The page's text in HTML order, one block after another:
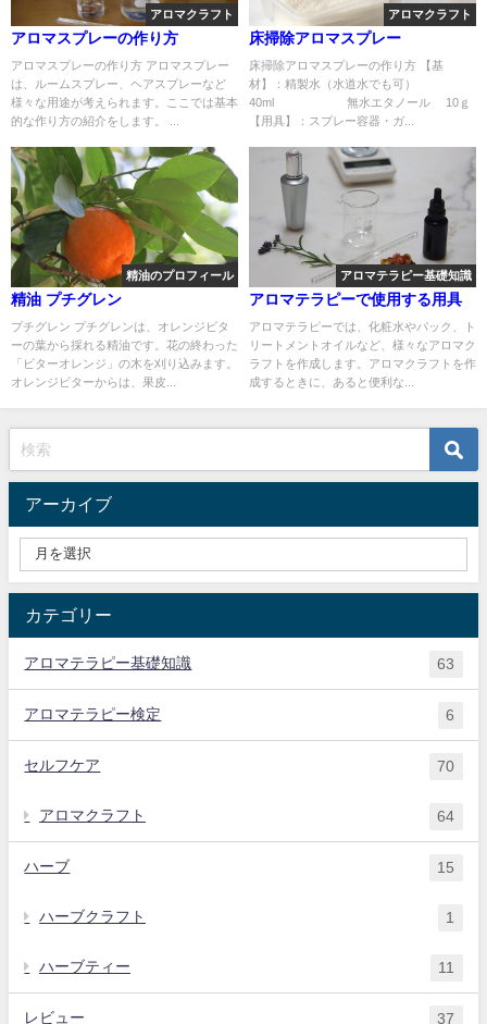
アロマクラフト
アロマスプレーの作り方
アロマスプレーの作り方 アロマスプレー
は、ルームスプレー、ヘアスプレーなど
様々な用途が考えられます。ここでは基本
的な作り方の紹介をします。 ...
アロマクラフト
床掃除アロマスプレー
床掃除アロマスプレーの作り方 【基
材】：精製水（水道水でも可）
40ml 無水エタノール 10ｇ
【用具】：スプレー容器・ガ...
精油のプロフィール
精油 プチグレン
プチグレン プチグレンは、オレンジビタ
ーの葉から採れる精油です。花の終わった
「ビターオレンジ」の木を刈り込みます。
オレンジビターからは、果皮...
アロマテラピー基礎知識
アロマテラピーで使用する用具
アロマテラピーでは、化粧水やパック、ト
リートメントオイルなど、様々なアロマク
ラフトを作成します。アロマクラフトを作
成するときに、あると便利な...
アーカイブ
カテゴリー
アロマテラピー基礎知識 63
アロマテラピー検定 6
セルフケア 70
アロマクラフト 64
ハーブ 15
ハーブクラフト 1
ハーブティー 11
レビュー 37